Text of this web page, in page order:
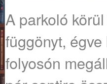
A ​parkoló
függönyt,
folyosón